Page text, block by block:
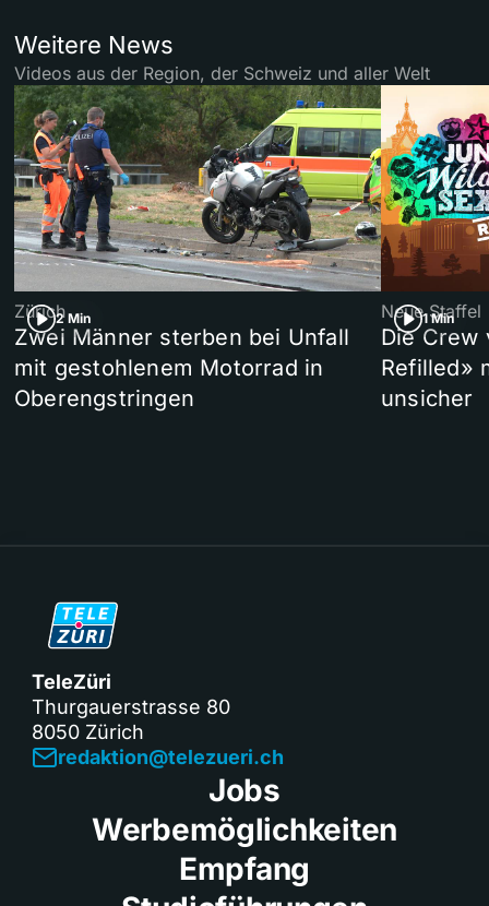
Weitere News
Videos aus der Region, der Schweiz und aller Welt
2 Min
Zürich
Zwei Männer sterben bei Unfall
mit gestohlenem Motorrad in
Oberengstringen
1 Min
Neue Staffel
Die Crew
Refilled»
unsicher
TeleZüri
Thurgauerstrasse 80
8050 Zürich
redaktion@telezueri.ch
Jobs
Werbemöglichkeiten
Empfang